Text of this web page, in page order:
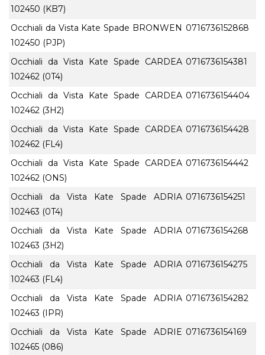
102450 (KB7)
Occhiali da Vista Kate Spade BRONWEN
102450 (PJP)
0716736152868
Occhiali da Vista Kate Spade CARDEA
102462 (0T4)
0716736154381
Occhiali da Vista Kate Spade CARDEA
102462 (3H2)
0716736154404
Occhiali da Vista Kate Spade CARDEA
102462 (FL4)
0716736154428
Occhiali da Vista Kate Spade CARDEA
102462 (ONS)
0716736154442
Occhiali da Vista Kate Spade ADRIA
102463 (0T4)
0716736154251
Occhiali da Vista Kate Spade ADRIA
102463 (3H2)
0716736154268
Occhiali da Vista Kate Spade ADRIA
102463 (FL4)
0716736154275
Occhiali da Vista Kate Spade ADRIA
102463 (IPR)
0716736154282
Occhiali da Vista Kate Spade ADRIE
102465 (086)
0716736154169